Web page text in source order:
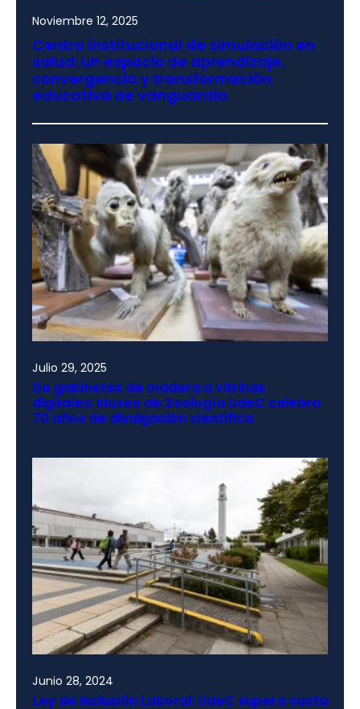
Noviembre 12, 2025
Centro institucional de simulación en
salud: un espacio de aprendizaje,
convergencia y transformación
educativa de vanguardia
Julio 29, 2025
De gabinetes de madera a vitrinas
digitales: Museo de Zoología UdeC celebra
70 años de divulgación científica
Junio 28, 2024
Ley de Inclusión Laboral: UdeC supera cuota